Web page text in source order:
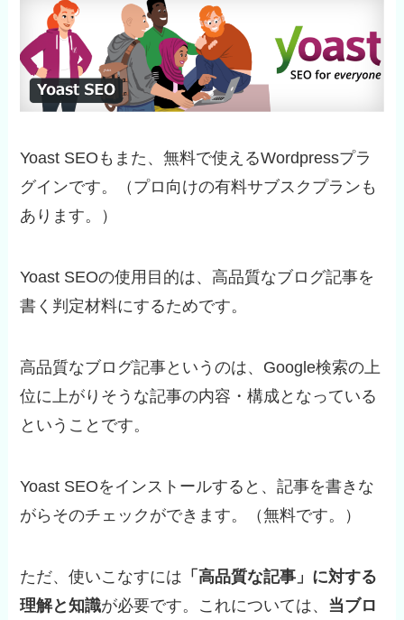
Yoast SEOもまた、無料で使えるWordpressプラ
グインです。（プロ向けの有料サブスクプランも
あります。）
Yoast SEOの使用目的は、高品質なブログ記事を
書く判定材料にするためです。
高品質なブログ記事というのは、Google検索の上
位に上がりそうな記事の内容・構成となっている
ということです。
Yoast SEOをインストールすると、記事を書きな
がらそのチェックができます。（無料です。）
ただ、使いこなすには 「高品質な記事」に対する
理解と知識が必要です。これについては、 当ブロ